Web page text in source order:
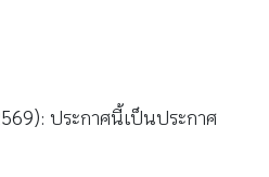
ประกาศนี้เป็นประกาศ